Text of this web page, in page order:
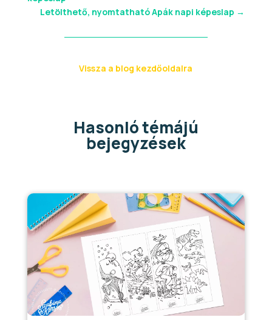
Letölthető, nyomtatható Apák napi képeslap →
Vissza a blog kezdőoldalra
Hasonló témájú
bejegyzések